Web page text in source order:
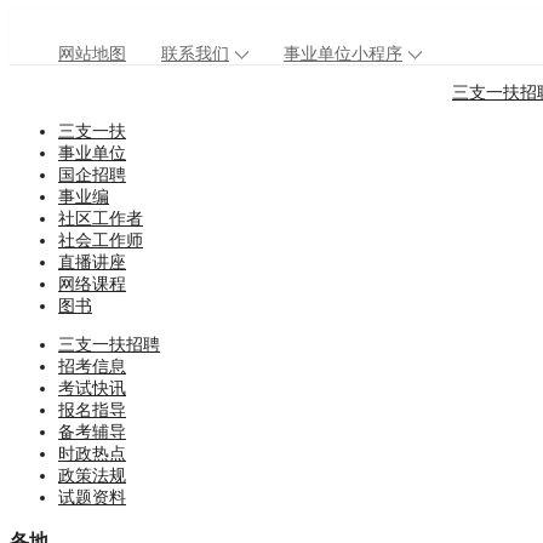
网站地图 联系我们
事业单位小程序
三支一扶招
三支一扶
事业单位
国企招聘
事业编
社区工作者
社会工作师
直播讲座
网络课程
图书
三支一扶招聘
招考信息
考试快讯
报名指导
备考辅导
时政热点
政策法规
试题资料